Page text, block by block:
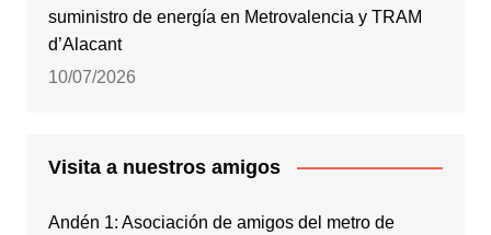
suministro de energía en Metrovalencia y TRAM
d’Alacant
10/07/2026
Visita a nuestros amigos
Andén 1: Asociación de amigos del metro de